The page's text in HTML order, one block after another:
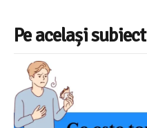
Pe același subiect